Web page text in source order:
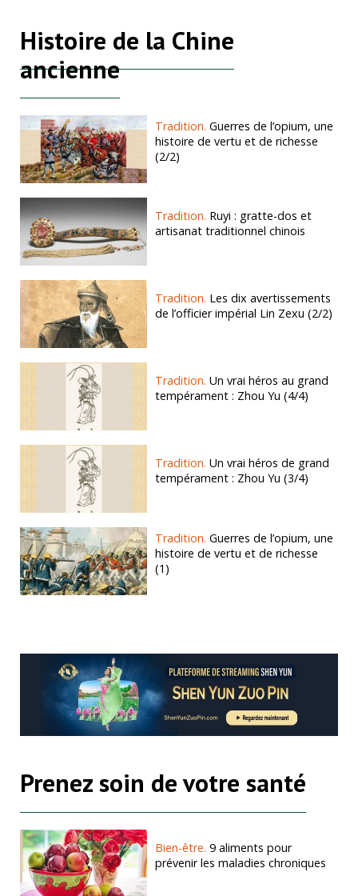
Histoire de la Chine
ancienne
Tradition. Guerres de l’opium, une
histoire de vertu et de richesse
(2/2)
Tradition. Ruyi : gratte-dos et
artisanat traditionnel chinois
Tradition. Les dix avertissements
de l’officier impérial Lin Zexu (2/2)
Tradition. Un vrai héros au grand
tempérament : Zhou Yu (4/4)
Tradition. Un vrai héros de grand
tempérament : Zhou Yu (3/4)
Tradition. Guerres de l’opium, une
histoire de vertu et de richesse
(1)
Prenez soin de votre santé
Bien-être. 9 aliments pour
prévenir les maladies chroniques